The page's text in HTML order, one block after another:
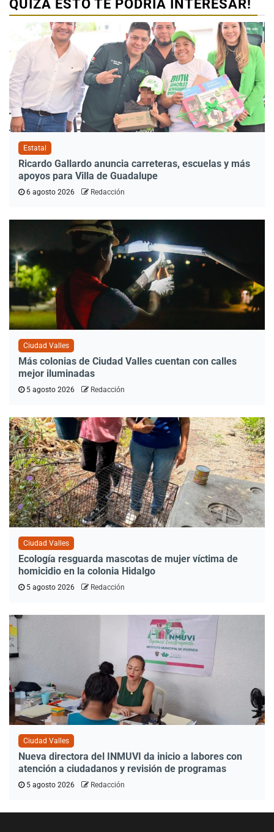
QUIZÁ ESTO TE PODRÍA INTERESAR!
Estatal
Ricardo Gallardo anuncia carreteras, escuelas y más
apoyos para Villa de Guadalupe
6 agosto 2026 Redacción
Ciudad Valles
Más colonias de Ciudad Valles cuentan con calles
mejor iluminadas
5 agosto 2026 Redacción
Ciudad Valles
Ecología resguarda mascotas de mujer víctima de
homicidio en la colonia Hidalgo
5 agosto 2026 Redacción
Ciudad Valles
Nueva directora del INMUVI da inicio a labores con
atención a ciudadanos y revisión de programas
5 agosto 2026 Redacción